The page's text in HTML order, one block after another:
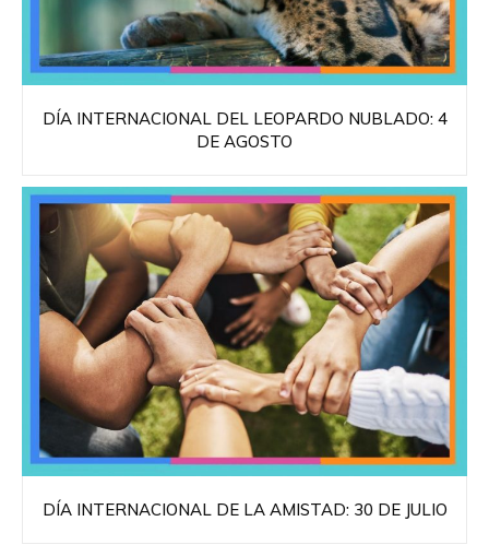
DÍA INTERNACIONAL DEL LEOPARDO NUBLADO: 4
DE AGOSTO
DÍA INTERNACIONAL DE LA AMISTAD: 30 DE JULIO